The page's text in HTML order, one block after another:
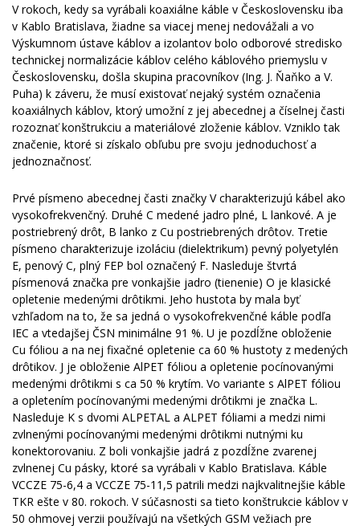
V rokoch, kedy sa vyrábali koaxiálne káble v Československu iba
v Kablo Bratislava, žiadne sa viacej menej nedovážali a vo
Výskumnom ústave káblov a izolantov bolo odborové stredisko
technickej normalizácie káblov celého káblového priemyslu v
Československu, došla skupina pracovníkov (Ing. J. Ňaňko a V.
Puha) k záveru, že musí existovať nejaký systém označenia
koaxiálnych káblov, ktorý umožní z jej abecednej a číselnej časti
rozoznať konštrukciu a materiálové zloženie káblov. Vzniklo tak
značenie, ktoré si získalo obľubu pre svoju jednoduchosť a
jednoznačnosť.
Prvé písmeno abecednej časti značky V charakterizujú kábel ako
vysokofrekvenčný. Druhé C medené jadro plné, L lankové. A je
postriebrený drôt, B lanko z Cu postriebrených drôtov. Tretie
písmeno charakterizuje izoláciu (dielektrikum) pevný polyetylén
E, penový C, plný FEP bol označený F. Nasleduje štvrtá
písmenová značka pre vonkajšie jadro (tienenie) O je klasické
opletenie medenými drôtikmi. Jeho hustota by mala byť
vzhľadom na to, že sa jedná o vysokofrekvenčné káble podľa
IEC a vtedajšej ČSN minimálne 91 %. U je pozdĺžne obloženie
Cu fóliou a na nej fixačné opletenie ca 60 % hustoty z medených
drôtikov. J je obloženie AlPET fóliou a opletenie pocínovanými
medenými drôtikmi s ca 50 % krytím. Vo variante s AlPET fóliou
a opletením pocínovanými medenými drôtikmi je značka L.
Nasleduje K s dvomi ALPETAL a ALPET fóliami a medzi nimi
zvlnenými pocínovanými medenými drôtikmi nutnými ku
konektorovaniu. Z boli vonkajšie jadrá z pozdĺžne zvarenej
zvlnenej Cu pásky, ktoré sa vyrábali v Kablo Bratislava. Káble
VCCZE 75-6,4 a VCCZE 75-11,5 patrili medzi najkvalitnejšie káble
TKR ešte v 80. rokoch. V súčasnosti sa tieto konštrukcie káblov v
50 ohmovej verzii používajú na všetkých GSM vežiach pre